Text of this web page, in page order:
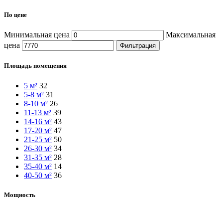
По цене
Минимальная цена
Максимальная
цена
Фильтрация
Площадь помещения
5 м² 32
5-8 м² 31
8-10 м² 26
11-13 м² 39
14-16 м² 43
17-20 м² 47
21-25 м² 50
26-30 м² 34
31-35 м² 28
35-40 м² 14
40-50 м² 36
Мощность